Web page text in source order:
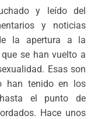
y leído del
y noticias
la apertura a la
se han vuelto a
Esas son
han tenido en los
el punto de
Hace unos